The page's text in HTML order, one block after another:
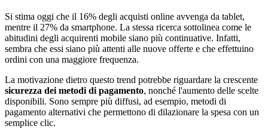
Si stima oggi che il 16% degli acquisti online avvenga da tablet,
mentre il 27% da smartphone. La stessa ricerca sottolinea come le
abitudini degli acquirenti mobile siano più continuative. Infatti,
sembra che essi siano più attenti alle nuove offerte e che effettuino
ordini con una maggiore frequenza.
La motivazione dietro questo trend potrebbe riguardare la crescente
sicurezza dei metodi di pagamento, nonché l'aumento delle scelte
disponibili. Sono sempre più diffusi, ad esempio, metodi di
pagamento alternativi che permettono di dilazionare la spesa con un
semplice clic.